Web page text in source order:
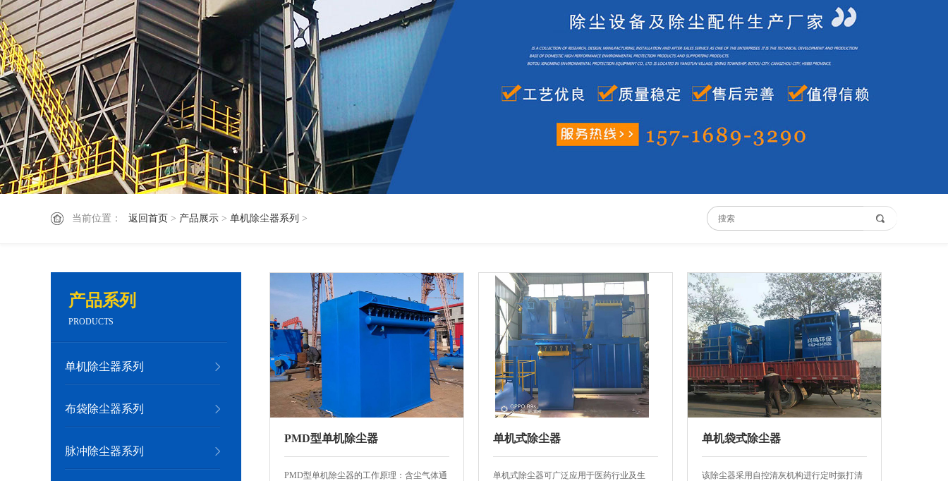
当前位置： 返回首页 > 产品展示 > 单机除尘器系列 >
产品系列
PRODUCTS
单机除尘器系列
布袋除尘器系列
脉冲除尘器系列
PMD型单机除尘器
PMD型单机除尘器的工作原理：含尘气体通
单机式除尘器
单机式除尘器可广泛应用于医药行业及生
单机袋式除尘器
该除尘器采用自控清灰机构进行定时振打清